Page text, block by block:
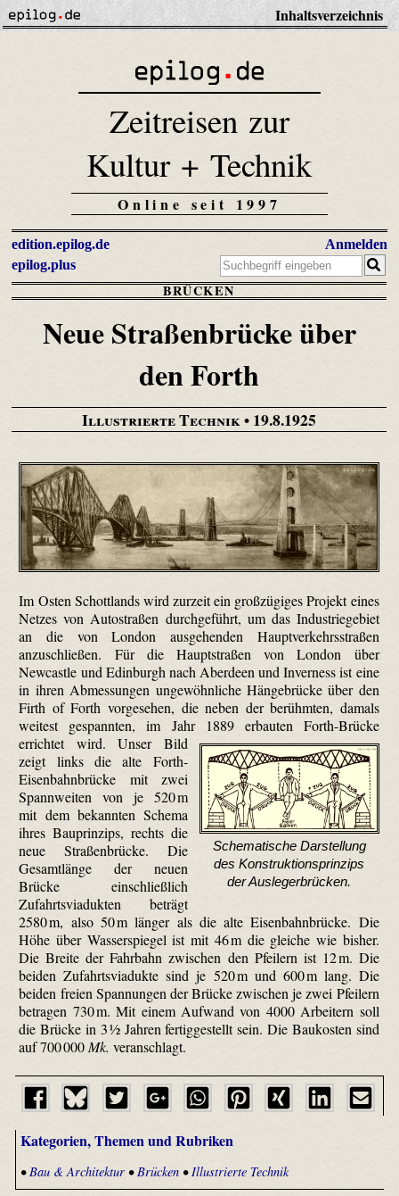
Inhaltsverzeichnis
Zeitreisen zur
Kultur + Technik
Online seit 1997
edition.epilog.de
epilog.plus
Anmelden
BRÜCKEN
Neue Straßenbrücke über
den Forth
Illustrierte Technik• 19.8.1925
Im Osten Schottlands wird zurzeit ein großzügiges Projekt eines
Netzes von Autostraßen durchgeführt, um das Industriegebiet
an die von London ausgehenden Hauptverkehrsstraßen
anzuschließen. Für die Hauptstraßen von London über
Newcastle und Edinburgh nach Aberdeen und Inverness ist eine
in ihren Abmessungen ungewöhnliche Hängebrücke über den
Firth of Forth vorgesehen, die neben der berühmten, damals
weitest gespannten, im Jahr 1889 erbauten Forth-Brücke
errichtet wird.
Schematische Darstellung
des Konstruktionsprinzips
der Auslegerbrücken.
Unser Bild
zeigt links die alte Forth-
Eisen­bahn­brücke mit zwei
Spannweiten von je 520 m
mit dem bekannten Schema
ihres Bauprinzips, rechts die
neue Straßenbrücke. Die
Gesamtlänge der neuen
Brücke einschließlich
Zufahrts­viadukten beträgt
2580 m, also 50 m länger als die alte Eisenbahnbrücke. Die
Höhe über Wasserspiegel ist mit 46 m die gleiche wie bisher.
Die Breite der Fahrbahn zwischen den Pfeilern ist 12 m. Die
beiden Zufahrts­viadukte sind je 520 m und 600 m lang. Die
beiden freien Spannungen der Brücke zwischen je zwei Pfeilern
betragen 730 m. Mit einem Aufwand von 4000 Arbeitern soll
die Brücke in 3 ½ Jahren fertiggestellt sein. Die Baukosten sind
auf 700 000Mk. veranschlagt.
Kategorien, Themen und Rubriken
•Bau & Architektur•Brücken•Illustrierte Technik